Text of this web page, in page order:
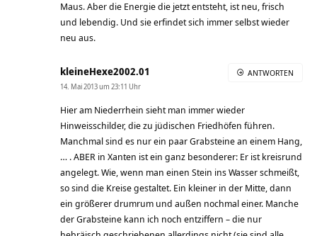
Maus. Aber die Energie die jetzt entsteht, ist neu, frisch
und lebendig. Und sie erfindet sich immer selbst wieder
neu aus.
kleineHexe2002.01
14. Mai 2013 um 23:11 Uhr
Hier am Niederrhein sieht man immer wieder
Hinweisschilder, die zu jüdischen Friedhöfen führen.
Manchmal sind es nur ein paar Grabsteine an einem Hang,
… . ABER in Xanten ist ein ganz besonderer: Er ist kreisrund
angelegt. Wie, wenn man einen Stein ins Wasser schmeißt,
so sind die Kreise gestaltet. Ein kleiner in der Mitte, dann
ein größerer drumrum und außen nochmal einer. Manche
der Grabsteine kann ich noch entziffern – die nur
ANTWORTEN